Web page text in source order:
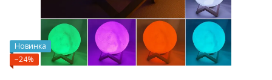
Новинка
−24%